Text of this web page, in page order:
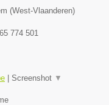
(West-Vlaanderen)
774 501
| Screenshot ▼